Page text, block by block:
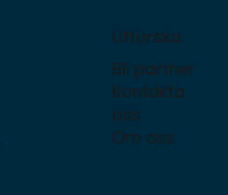
Utforska
Bli partner
Kontakta
oss
Om oss